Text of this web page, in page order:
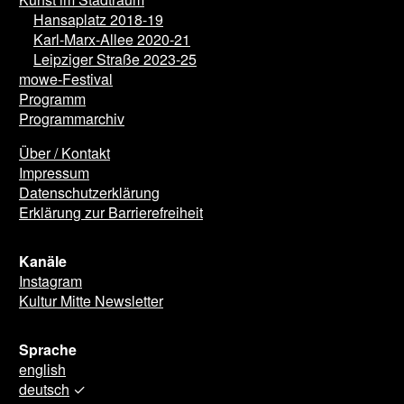
Hansaplatz 2018-19
Karl-Marx-Allee 2020-21
Leipziger Straße 2023-25
mowe-Festival
Programm
Programmarchiv
Über / Kontakt
Impressum
Datenschutzerklärung
Erklärung zur Barrierefreiheit
Kanäle
Instagram
Kultur Mitte Newsletter
Sprache
english
deutsch ✓